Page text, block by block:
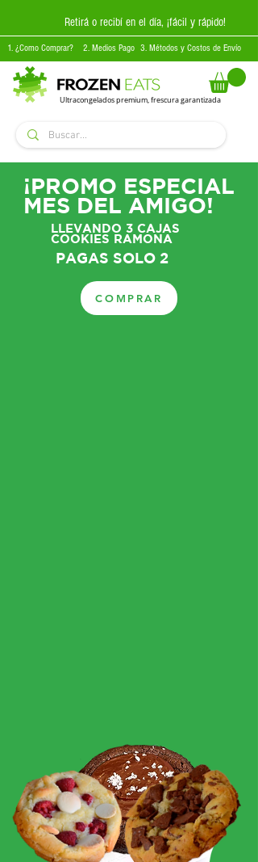
Retirá o recibí en el día, ¡fácil y rápido!
1. ¿Como Comprar? 2. Medios Pago 3. Métodos y Costos de Envío
Ultracongelados premium, frescura garantizada
¡PROMO ESPECIAL
MES DEL AMIGO!
LLEVANDO 3 CAJAS
COOKIES RAMONA
PAGAS SOLO 2
COMPRAR